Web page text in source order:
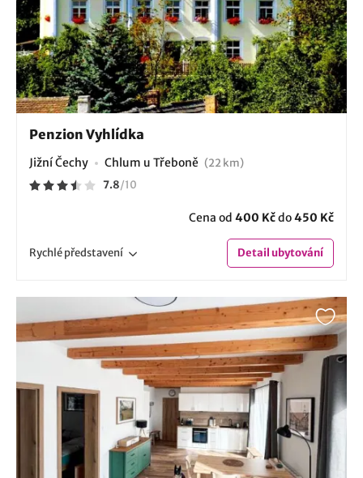
Penzion Vyhlídka
Jižní Čechy Chlum u Třeboně (22 km)
7.8/10
Cena od 400 Kčdo450 Kč
Rychlépředstavení Detailubytování